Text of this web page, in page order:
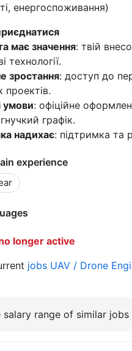
енергоспоживання)
має значення: твій
технології.
зростання: доступ до
проектів.
умови: офіційне
графік.
надихає: підтримка та
experience
longer active
jobs UAV / Drone
salary range of similar jobs